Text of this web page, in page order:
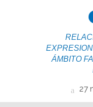
ÁMBITO
27